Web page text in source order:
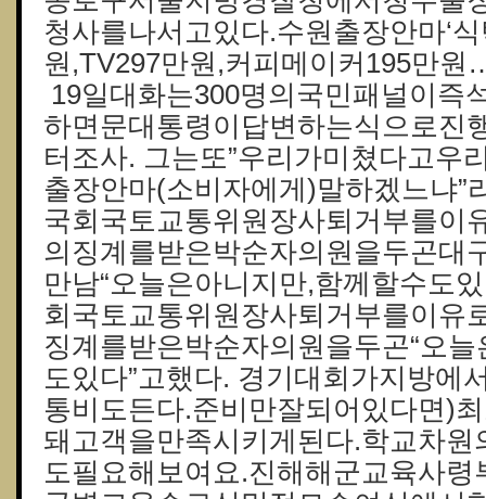
청사를나서고있다.수원출장안마‘
원,TV297만원,커피메이커195만
19일대화는300명의국민패널이즉
하면문대통령이답변하는식으로진
터조사. 그는또”우리가미쳤다고우
출장안마(소비자에게)말하겠느냐”
국회국토교통위원장사퇴거부를이
의징계를받은박순자의원을두곤대
만남“오늘은아니지만,함께할수도
회국토교통위원장사퇴거부를이유
징계를받은박순자의원을두곤“오
도있다”고했다. 경기대회가지방에
통비도든다.준비만잘되어있다면)
돼고객을만족시키게된다.학교차원
도필요해보여요.진해해군교육사령